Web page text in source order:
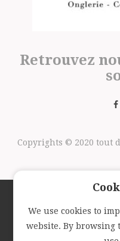
Retrouvez
Copyrights © 2020 tout
Suivez
We use cookies to
website. By browsing